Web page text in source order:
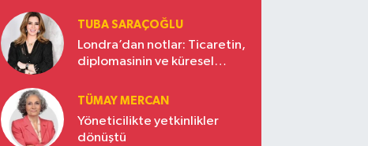
TUBA SARAÇOĞLU
Londra’dan notlar: Ticaretin,
diplomasinin ve küresel
Türkiye’nin yükselen gücü
TÜMAY MERCAN
Yöneticilikte yetkinlikler
dönüştü